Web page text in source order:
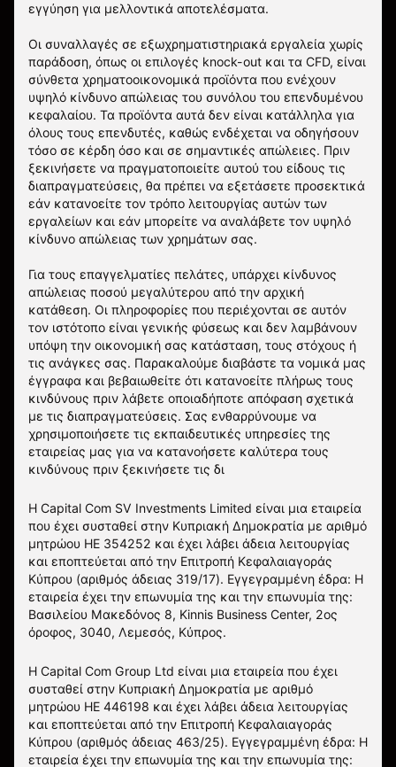
εγγύηση για μελλοντικά αποτελέσματα.
Οι συναλλαγές σε εξωχρηματιστηριακά εργαλεία χωρίς
παράδοση, όπως οι επιλογές knock-out και τα CFD, είναι
σύνθετα χρηματοοικονομικά προϊόντα που ενέχουν
υψηλό κίνδυνο απώλειας του συνόλου του επενδυμένου
κεφαλαίου. Τα προϊόντα αυτά δεν είναι κατάλληλα για
όλους τους επενδυτές, καθώς ενδέχεται να οδηγήσουν
τόσο σε κέρδη όσο και σε σημαντικές απώλειες. Πριν
ξεκινήσετε να πραγματοποιείτε αυτού του είδους τις
διαπραγματεύσεις, θα πρέπει να εξετάσετε προσεκτικά
εάν κατανοείτε τον τρόπο λειτουργίας αυτών των
εργαλείων και εάν μπορείτε να αναλάβετε τον υψηλό
κίνδυνο απώλειας των χρημάτων σας.
Για τους επαγγελματίες πελάτες, υπάρχει κίνδυνος
απώλειας ποσού μεγαλύτερου από την αρχική
κατάθεση. Οι πληροφορίες που περιέχονται σε αυτόν
τον ιστότοπο είναι γενικής φύσεως και δεν λαμβάνουν
υπόψη την οικονομική σας κατάσταση, τους στόχους ή
τις ανάγκες σας. Παρακαλούμε διαβάστε τα νομικά μας
έγγραφα και βεβαιωθείτε ότι κατανοείτε πλήρως τους
κινδύνους πριν λάβετε οποιαδήποτε απόφαση σχετικά
με τις διαπραγματεύσεις. Σας ενθαρρύνουμε να
χρησιμοποιήσετε τις εκπαιδευτικές υπηρεσίες της
εταιρείας μας για να κατανοήσετε καλύτερα τους
κινδύνους πριν ξεκινήσετε τις δι
Η Capital Com SV Investments Limited είναι μια εταιρεία
που έχει συσταθεί στην Κυπριακή Δημοκρατία με αριθμό
μητρώου HE 354252 και έχει λάβει άδεια λειτουργίας
και εποπτεύεται από την Επιτροπή Κεφαλαιαγοράς
Κύπρου (αριθμός άδειας 319/17). Εγγεγραμμένη έδρα: Η
εταιρεία έχει την επωνυμία της και την επωνυμία της:
Βασιλείου Μακεδόνος 8, Kinnis Business Center, 2ος
όροφος, 3040, Λεμεσός, Κύπρος.
Η Capital Com Group Ltd είναι μια εταιρεία που έχει
συσταθεί στην Κυπριακή Δημοκρατία με αριθμό
μητρώου ΗΕ 446198 και έχει λάβει άδεια λειτουργίας
και εποπτεύεται από την Επιτροπή Κεφαλαιαγοράς
Κύπρου (αριθμός άδειας 463/25). Εγγεγραμμένη έδρα: Η
εταιρεία έχει την επωνυμία της και την επωνυμία της: